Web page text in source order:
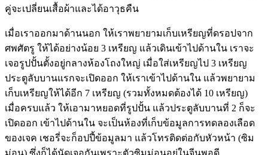
คู่จะเปลี่ยนเสื้อผ้าและได้อาวุธคืน
เมื่อเราออกมาด้านนอก ให้เราพยายามเก็บเหรียญที่ดรอปจาก
ศพศัตรู ให้ได้อย่างน้อย 3 เหรียญ แล้วเดินเข้าไปด้านใน เราจะ
เจอรูปปั้นตั้งอยู่กลางห้องโถงใหญ่ เมื่อใส่เหรียญไป 3 เหรียญ
ประตูลับบานแรกจะเปิดออก ให้เราเข้าไปด้านใน แล้วพยายาม
เก็บเหรียญให้ได้อีก 7 เหรียญ (รวมทั้งหมดต้องได้ 10 เหรียญ)
เมื่อครบแล้ว ให้เอามาหยอดที่รูปปั้น แล้วประตูลับบานที่ 2 ก็จะ
เปิดออก เข้าไปด้านใน จะเป็นห้องที่เก็บข้อมูลการทดลองเลือด
ของเจค เชอรี่จะก็อปปี้ข้อมูลมา แล้วโทรติดต่อกับหัวหน้า (ซิม